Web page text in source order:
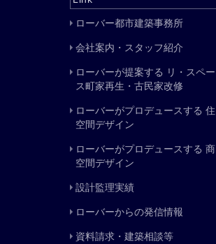
ローバー都市建築事務所
会社案内・スタッフ紹介
ローバーが提案する リ・スペー
ス町家再生・古民家改修
ローバーがプロデュースする 住
空間デザイン
ローバーがプロデュースする 商
空間デザイン
設計監理実績
ローバーからの発信情報
資料請求・建築相談等